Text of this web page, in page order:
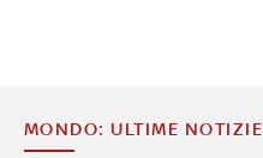
MONDO: ULTIME NOTIZIE